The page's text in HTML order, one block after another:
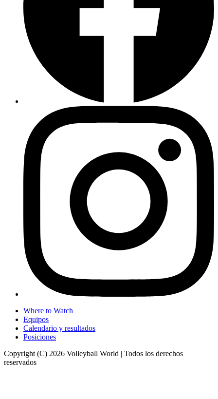
Where to Watch
Equipos
Calendario y resultados
Posiciones
Copyright (C) 2026 Volleyball World | Todos los derechos
reservados